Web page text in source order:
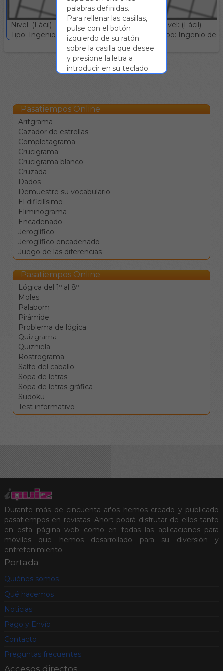
Nivel: (Fácil)
Tipo: Ingenio deductivo :: Gratuito
Nivel: (Fácil)
Tipo: Ingenio
Pasatiempos Online
Aritgrama
Cazador de estrellas
Completagrama
Crucigrama
Crucigrama blanco
Cruzada
Dados
Demuestre su vocabulario
El dificilísimo
Eliminograma
Encadenado
Jeroglífico
Jeroglífico encadenado
Juego de las diferencias
Pasatiempos Online
Lógica del 1º al 8º
Moles
Palabom
Pirámide
Problema de lógica
Quizgrama
Quizniela
Rostrograma
Salto del caballo
Sopa de letras
Sopa de letras gráfica
Sudoku
Test informativo
Durante más de cincuenta años hemos creado y publicado
pasatiempos en revistas. Ahora podrá disfrutar de ellos tanto
en esta página web como en todas las aplicaciones para
móviles que hemos desarrollado para su diversión y
entretenimiento.
Portada
Quiénes somos
Qué hacemos
Noticias
Pago y Envío
Contacto
Preguntas frecuentes
Accesos directos
palabras definidas.
Para rellenar las casillas,
pulse con el botón
izquierdo de su ratón
sobre la casilla que desee
y presione la letra a
introducir en su teclado.
se seleccionará la
rellenar todas las casillas
entre las celdas en las
La barra de espacio
cambia la dirección de
desplazamiento.
La tecla de retroceso
borra el valor de la
casilla y se mueve a la
la casilla sin moverse.
Los botones de
comprobar, pista y
caso de que vea
encallado, pero conllevan